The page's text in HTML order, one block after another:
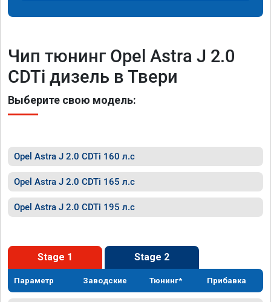
Чип тюнинг Opel Astra J 2.0
CDTi дизель в Твери
Выберите свою модель:
Opel Astra J 2.0 CDTi 160 л.с
Opel Astra J 2.0 CDTi 165 л.с
Opel Astra J 2.0 CDTi 195 л.с
Stage 1 Stage 2
Параметр Заводские Тюнинг* Прибавка